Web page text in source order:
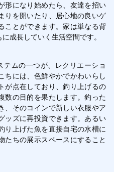
形になり始めたら、友達を招い
りを開いたり、居心地の良いゲ
ことができます。家は単なる背
成長していく生活空間です。
ムの一つが、レクリエーショ
ちには、色鮮やかでかわいらし
が点在しており、釣り上げるの
数の目的を果たします。釣った
、そのコインで新しい衣服やア
ッズに再投資できます。あるい
り上げた魚を直接自宅の水槽に
たちの展示スペースにすること